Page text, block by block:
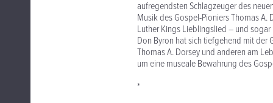
aufregendsten Schlagzeuger des
Musik des Gospel-Pioniers Thomas A.
Luther Kings Lieblingslied – und sogar
Don Byron hat sich tiefgehend mit der
Thomas A. Dorsey und anderen am
um eine museale Bewahrung des
*